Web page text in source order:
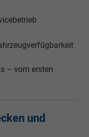
– vom ersten
und